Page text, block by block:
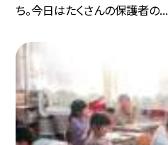
ち。今日はたくさんの保護者の...